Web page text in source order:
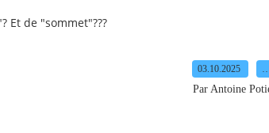
Et de "sommet"???
03.10.2025
Par Antoine